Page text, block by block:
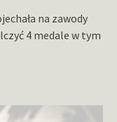
na zawody
4 medale w tym